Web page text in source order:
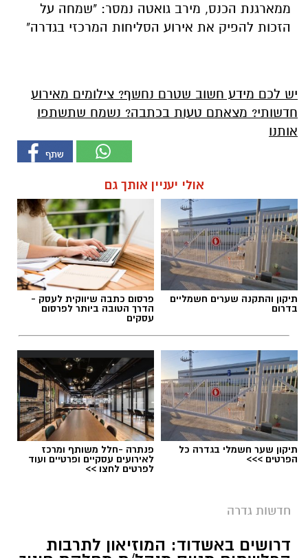
ממארגנת הכנס, מירב גואטה נמסר: "שמחה על
הזכות להפיק את אירוע הסליחות המרכזי בגדרה"
יש לכם מידע חשוב שטרם נחשף? צילומים מאירוע
חדשותי? מצאתם טעות בכתבה? נשמח שתשתפו
אותנו
אולי יעניין אותך גם
תיקון והתקנה שערים חשמליים
בדרום
פרסום כתבה שיווקית לעסק -
הדרך הטובה ביותר לפרסום
עסקים
תיקון שער חשמלי בגדרה כל
הפרטים >>>
פנתרה -חלל משותף ומרכז
לאירועים עסקיים ופרטיים ועוד
לפרטים לחצו >>
חדשות גדרה
דרושים באשדוד: המוזיאון לתרבות